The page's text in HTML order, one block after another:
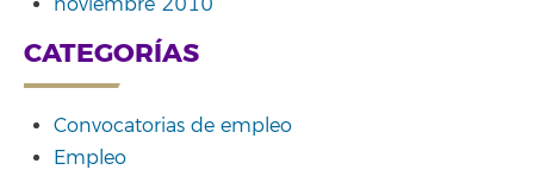
CATEGORÍAS
Convocatorias de empleo
Empleo